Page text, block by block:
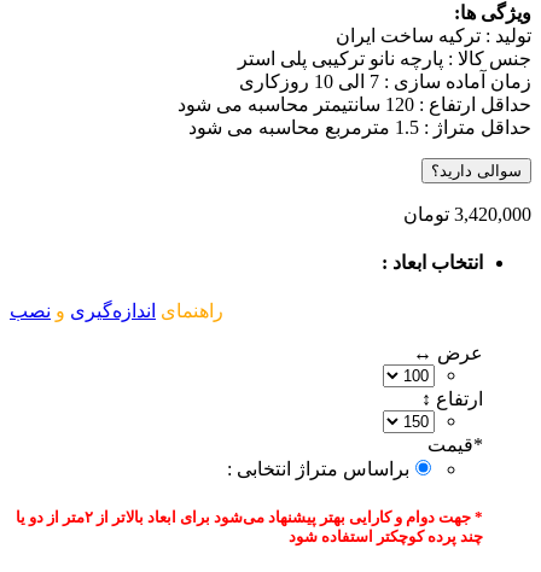
ویژگی ها:
تولید : ترکیه ساخت ایران
جنس کالا : پارچه نانو ترکیبی پلی استر
زمان آماده سازی : 7 الی 10 روزکاری
حداقل ارتفاع : 120 سانتیمتر محاسبه می شود
حداقل متراژ : 1.5 مترمربع محاسبه می شود
سوالی دارید؟
3,420,000 تومان
انتخاب ابعاد :
راهنمای اندازه‌گیری و نصب
عرض ↔
ارتفاع ↕
*قیمت‌
براساس متراژ انتخابی :
* جهت دوام و کارایی بهتر پیشنهاد می‌شود برای ابعاد بالاتر از ۲متر از دو یا
چند پرده کوچکتر استفاده شود